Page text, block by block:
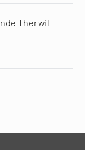
Therwil